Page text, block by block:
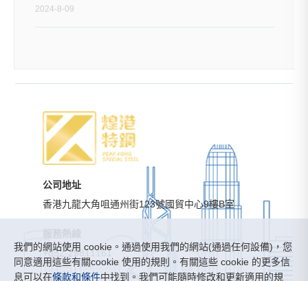
2024-8-09
公司地址
香港九龍大角咀通州街123號國貿中心9樓B室
+852-29811161
我們的網站使用 cookie。通過使用我們的網站(通過任何設備)，您
同意適用這些有關cookie 使用的規則。有關這些 cookie 的更多信
息可以在條款和條件中找到。我們可能隨時修改和更新適用的規